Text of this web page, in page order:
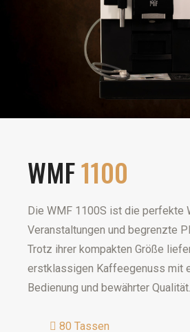
WMF1100
Die WMF 1100S ist die perfekte
Veranstaltungen und begrenzte
Trotz ihrer kompakten Größe
erstklassigen Kaffeegenuss mit
Bedienung und bewährter Qualität.
80 Tassen